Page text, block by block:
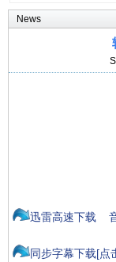
News
迅雷高速下载
同步字幕下载[点